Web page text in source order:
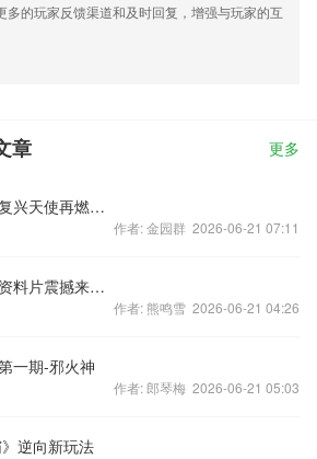
多的玩家反馈渠道和及时回复，增强与玩家的互
章 更多
重生与希望！《血族》复兴天使再燃防守战
作者: 金园群 2026-06-21 07:11
《大话西游》骑天大圣资料片震撼来袭 你的坐骑有胡歌的帅么？
作者: 熊鸣雪 2026-06-21 04:26
一期-邪火神
作者: 郎琴梅 2026-06-21 05:03
逆向新玩法